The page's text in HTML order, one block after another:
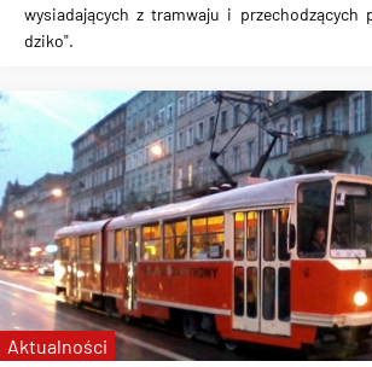
wysiadających z tramwaju i przechodzących
dziko".
Aktualności